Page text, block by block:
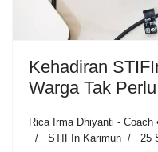
Kehadiran
Warga Tak
Rica Irma Dhiyanti - Coach
STIFIn Karimun
25